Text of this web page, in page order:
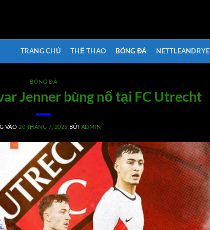
TRANG CHỦ THỂ THAO BÓNG ĐÁ NETTLEANDRYE
BÓNG ĐÁ
Jenner bùng nổ tại FC Utrecht
VÀO 20 THÁNG 7, 2025 BỞI ADMIN